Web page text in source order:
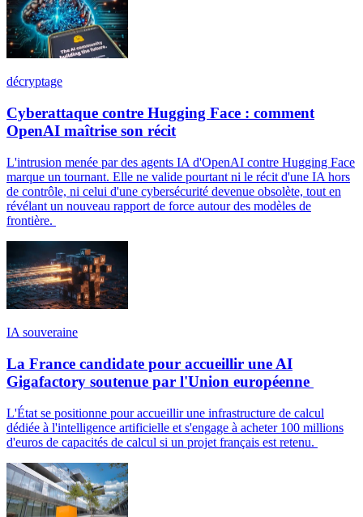
décryptage
Cyberattaque contre Hugging Face : comment
OpenAI maîtrise son récit
L'intrusion menée par des agents IA d'OpenAI contre Hugging Face
marque un tournant. Elle ne valide pourtant ni le récit d'une IA hors
de contrôle, ni celui d'une cybersécurité devenue obsolète, tout en
révélant un nouveau rapport de force autour des modèles de
frontière.
IA souveraine
La France candidate pour accueillir une AI
Gigafactory soutenue par l'Union européenne
L'État se positionne pour accueillir une infrastructure de calcul
dédiée à l'intelligence artificielle et s'engage à acheter 100 millions
d'euros de capacités de calcul si un projet français est retenu.